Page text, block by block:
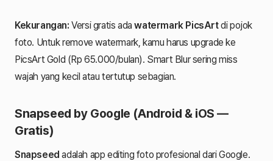
Kekurangan: Versi gratis adawatermark PicsArtdi pojok
foto. Untuk remove watermark, kamu harus upgrade ke
PicsArt Gold (Rp 65.000/bulan). Smart Blur sering miss
wajah yang kecil atau tertutup sebagian.
Snapseed by Google (Android & iOS —
Gratis)
Snapseed adalah app editing foto profesional dari Google.